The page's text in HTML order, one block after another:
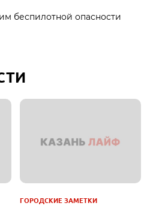
беспилотной опасности
ГОРОДСКИЕ ЗАМЕТКИ